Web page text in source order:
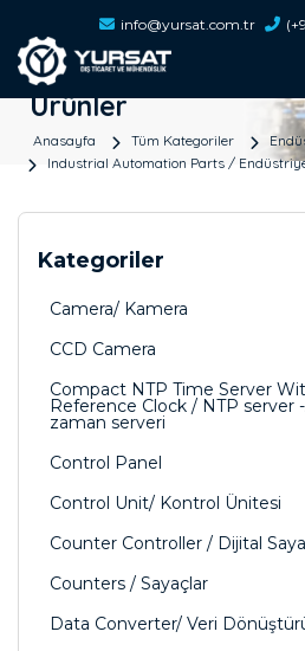
info@yursat.com.tr
Ürünler
Anasayfa Tüm Kategoriler
Industrial Automation Parts /
Kategoriler
Camera/ Kamera
CCD Camera
Compact NTP Time Server
Reference Clock / NTP server
zaman serveri
Control Panel
Control Unit/ Kontrol Ünitesi
Counter Controller / Dijital
Counters / Sayaçlar
Data Converter/ Veri